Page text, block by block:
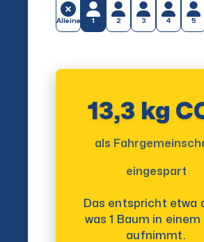
Alleine 1 2 3 4 5
13,3 kg
als
eingespart
Das entspricht etwa
was 1 Baum in einem
aufnimmt.